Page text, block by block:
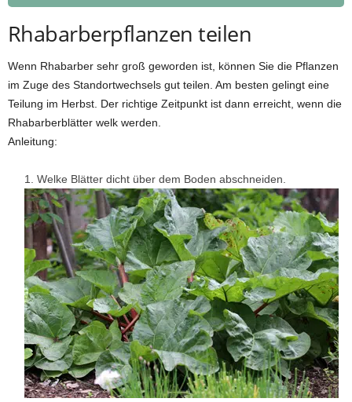
Rhabarberpflanzen teilen
Wenn Rhabarber sehr groß geworden ist, können Sie die Pflanzen
im Zuge des Standortwechsels gut teilen. Am besten gelingt eine
Teilung im Herbst. Der richtige Zeitpunkt ist dann erreicht, wenn die
Rhabarberblätter welk werden.
Anleitung:
Welke Blätter dicht über dem Boden abschneiden.